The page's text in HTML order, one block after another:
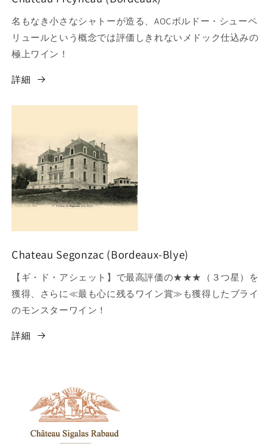
名もなき小さなシャトーが造る、AOCボルドー・シューペ
リュールという概念では評価しきれないメドック仕込みの
極上ワイン！
詳細
Chateau Segonzac (Bordeaux-Blye)
【ギ・ド・アシェット】で最高評価の★★★（３つ星）を
獲得、さらに≪最も心に残るワイン賞≫も獲得したブライ
のモンスターワイン！
詳細